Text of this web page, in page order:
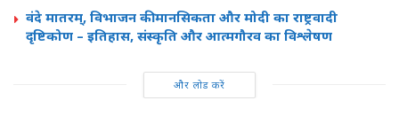
वंदे मातरम्, विभाजन की मानसिकता और मोदी का राष्ट्रवादी
दृष्टिकोण – इतिहास, संस्कृति और आत्मगौरव का विश्लेषण
और लोड करें